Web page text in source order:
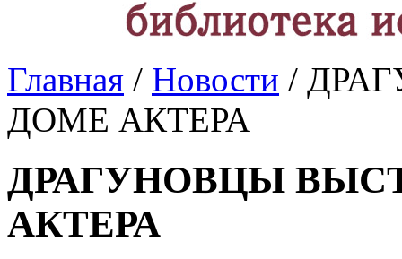
Главная / Новости /
ДОМЕ АКТЕРА
ДРАГУНОВЦЫ
АКТЕРА